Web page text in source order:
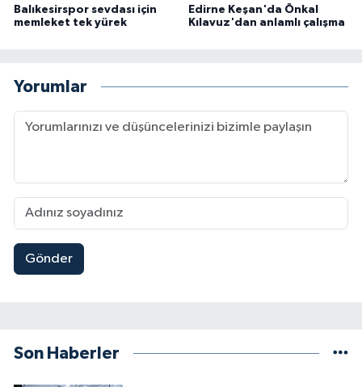
Balıkesirspor sevdası için
memleket tek yürek
Edirne Keşan'da Önkal
Kılavuz'dan anlamlı çalışma
Yorumlar
Gönder
Son Haberler